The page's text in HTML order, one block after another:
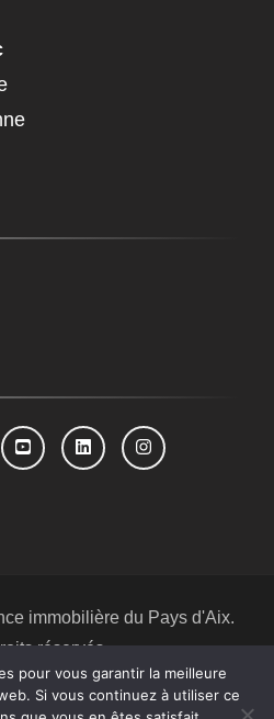
immobilière du Pays d'Aix.
réservés.
parBlossom
WordPress .Politique de
pour vous garantir la meilleure
Si vous continuez à utiliser ce